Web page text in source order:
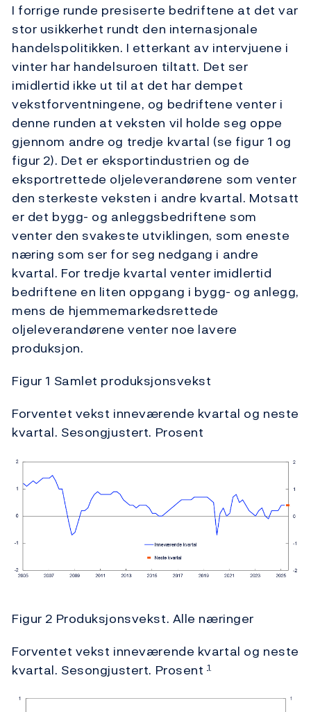
I forrige runde presiserte bedriftene at det var
stor usikkerhet rundt den internasjonale
handelspolitikken. I etterkant av intervjuene i
vinter har handelsuroen tiltatt. Det ser
imidlertid ikke ut til at det har dempet
vekstforventningene, og bedriftene venter i
denne runden at veksten vil holde seg oppe
gjennom andre og tredje kvartal (se figur 1 og
figur 2). Det er eksportindustrien og de
eksportrettede oljeleverandørene som venter
den sterkeste veksten i andre kvartal. Motsatt
er det bygg- og anleggsbedriftene som
venter den svakeste utviklingen, som eneste
næring som ser for seg nedgang i andre
kvartal. For tredje kvartal venter imidlertid
bedriftene en liten oppgang i bygg- og anlegg,
mens de hjemmemarkedsrettede
oljeleverandørene venter noe lavere
produksjon.
Figur 1 Samlet produksjonsvekst
Forventet vekst inneværende kvartal og neste
kvartal. Sesongjustert. Prosent
Figur 2 Produksjonsvekst. Alle næringer
Forventet vekst inneværende kvartal og neste
kvartal. Sesongjustert. Prosent 1